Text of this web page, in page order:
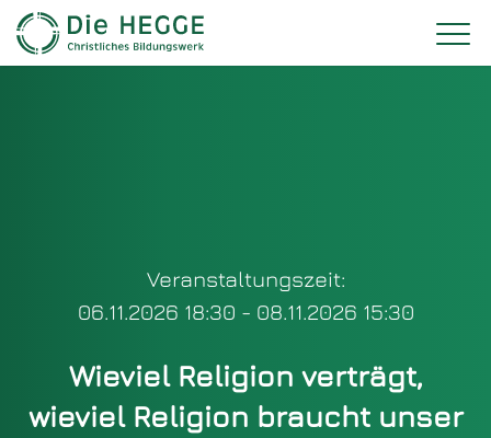
Veranstaltungszeit:
06.11.2026 18:30 - 08.11.2026 15:30
Wieviel Religion verträgt,
wieviel Religion braucht unser